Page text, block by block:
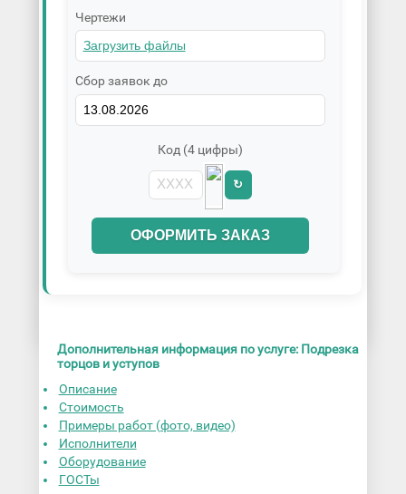
Чертежи
Сбор заявок до
Код (4 цифры)
↻
ОФОРМИТЬ ЗАКАЗ
Дополнительная информация по услуге: Подрезка
торцов и уступов
Описание
Стоимость
Примеры работ (фото, видео)
Исполнители
Оборудование
ГОСТы